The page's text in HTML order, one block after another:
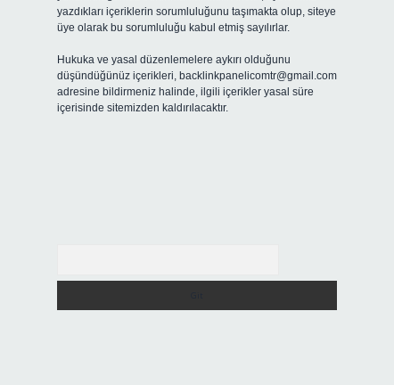
yazdıkları içeriklerin sorumluluğunu taşımakta olup, siteye
üye olarak bu sorumluluğu kabul etmiş sayılırlar.
Hukuka ve yasal düzenlemelere aykırı olduğunu
düşündüğünüz içerikleri, backlinkpanelicomtr@gmail.com
adresine bildirmeniz halinde, ilgili içerikler yasal süre
içerisinde sitemizden kaldırılacaktır.